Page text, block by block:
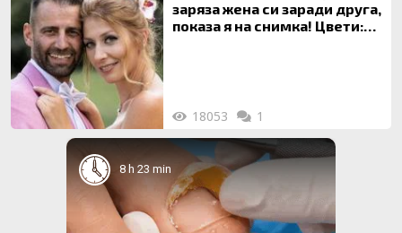
заряза жена си заради друга,
показа я на снимка! Цвети:
18053 1
8 h 23 min